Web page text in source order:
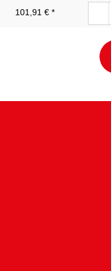
101,91 € *